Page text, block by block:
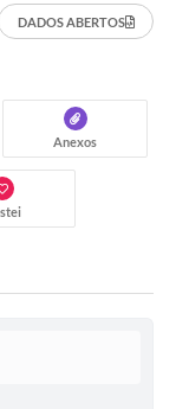
DADOS ABERTOS
Anexos